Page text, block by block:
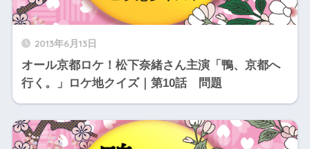
2013年6月13日
オール京都ロケ！松下奈緒さん主演「鴨、京都へ
行く。」ロケ地クイズ｜第10話 問題